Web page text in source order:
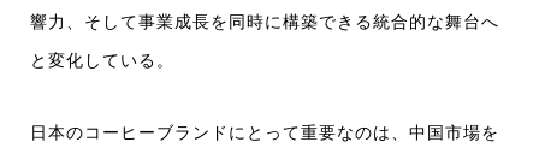
響力、そして事業成長を同時に構築できる統合的な舞台へ
と変化している。
日本のコーヒーブランドにとって重要なのは、中国市場を